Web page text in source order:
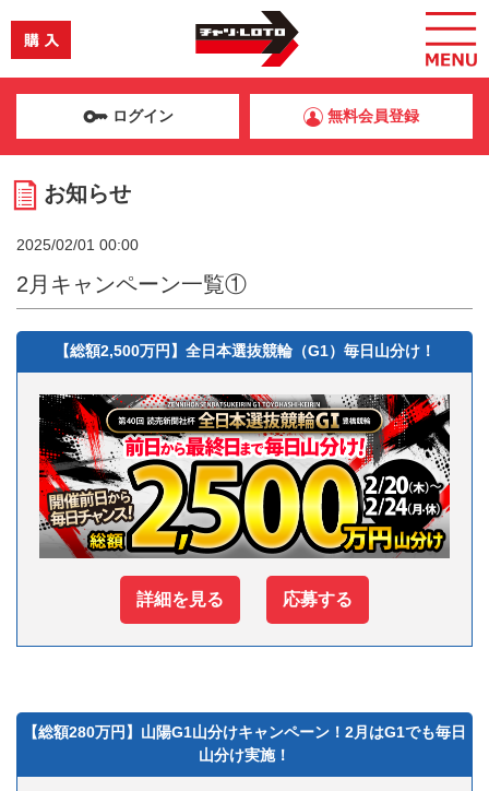
ログイン 無料会員登録
お知らせ
2025/02/01 00:00
2月キャンペーン一覧①
【総額2,500万円】全日本選抜競輪（G1）毎日山分け！
詳細を見る 応募する
【総額280万円】山陽G1山分けキャンペーン！2月はG1でも毎日
山分け実施！